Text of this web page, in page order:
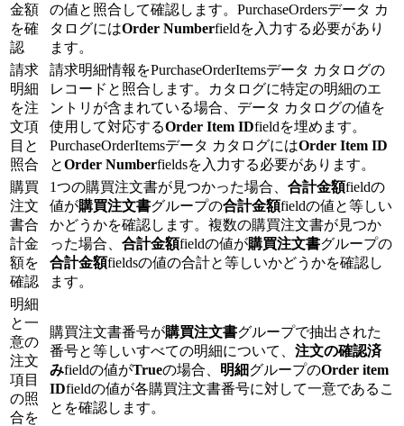
金額
を確
認
の値と照合して確認します。PurchaseOrdersデータ カ
タログにはOrder Numberfieldを入力する必要があり
ます。
請求
明細
を注
文項
目と
照合
請求明細情報をPurchaseOrderItemsデータ カタログの
レコードと照合します。カタログに特定の明細のエ
ントリが含まれている場合、データ カタログの値を
使用して対応するOrder Item IDfieldを埋めます。
PurchaseOrderItemsデータ カタログにはOrder Item ID
とOrder Numberfieldsを入力する必要があります。
購買
注文
書合
計金
額を
確認
1つの購買注文書が見つかった場合、 合計金額fieldの
値が購買注文書グループの合計金額fieldの値と等しい
かどうかを確認します。複数の購買注文書が見つか
った場合、 合計金額fieldの値が購買注文書グループの
合計金額fieldsの値の合計と等しいかどうかを確認し
ます。
明細
と一
意の
注文
項目
の照
合を
購買注文書番号が購買注文書グループで抽出された
番号と等しいすべての明細について、 注文の確認済
みfieldの値がTrueの場合、 明細グループのOrder item
IDfieldの値が各購買注文書番号に対して一意であるこ
とを確認します。